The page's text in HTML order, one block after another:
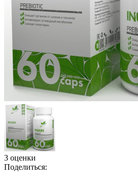
3 оценки
Поделиться: